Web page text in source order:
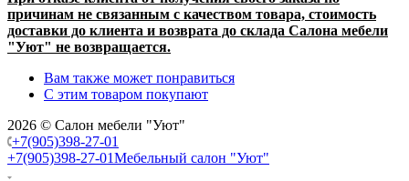
причинам не связанным с качеством товара, стоимость
доставки до клиента и возврата до склада Салона мебели
"Уют" не возвращается.
Вам также может понравиться
С этим товаром покупают
2026 © Салон мебели "Уют"
+7(905)398-27-01
+7(905)398-27-01Мебельный салон "Уют"